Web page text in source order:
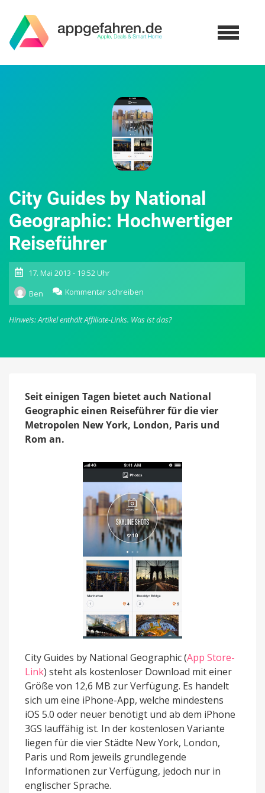
City Guides by National
Geographic: Hochwertiger
Reiseführer
17. Mai 2013 - 19:52 Uhr
Ben
Kommentar schreiben
City
Guides
by
Hochwertiger
Hinweis: Artikel enthält Affiliate-Links. Was ist das?
Seit einigen Tagen bietet auch National
Geographic einen Reiseführer für die vier
Metropolen New York, London, Paris und
Rom an.
City Guides by National Geographic (App Store-
Link) steht als kostenloser Download mit einer
Größe von 12,6 MB zur Verfügung. Es handelt
sich um eine iPhone-App, welche mindestens
iOS 5.0 oder neuer benötigt und ab dem iPhone
3GS lauffähig ist. In der kostenlosen Variante
liegen für die vier Städte New York, London,
Paris und Rom jeweils grundlegende
Informationen zur Verfügung, jedoch nur in
englischer Sprache.